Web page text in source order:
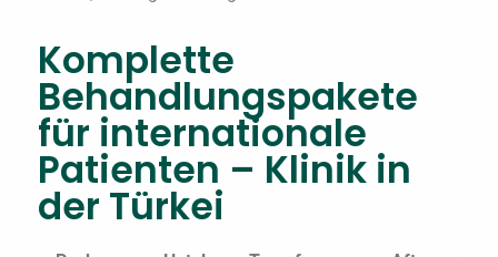
Komplette
Behandlungspakete
für internationale
Patienten – Klinik in
der Türkei